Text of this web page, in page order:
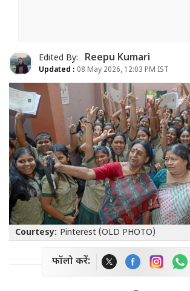
Edited By: Reepu Kumari
Updated : 08 May 2026, 12:03 PM IST
Courtesy: Pinterest (OLD PHOTO)
फॉलो करें: